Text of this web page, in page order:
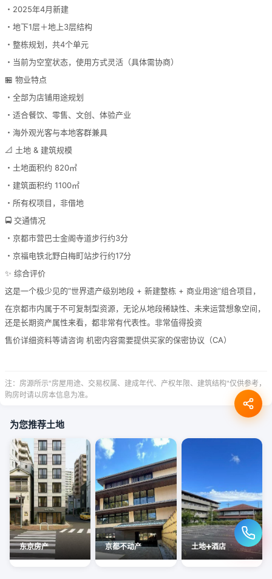
・2025年4月新建
・地下1层＋地上3层结构
・整栋规划，共4个单元
・当前为空室状态，使用方式灵活（具体需协商）
🏪 物业特点
・全部为店铺用途规划
・适合餐饮、零售、文创、体验产业
・海外观光客与本地客群兼具
📐 土地 & 建筑规模
・土地面积约 820㎡
・建筑面积约 1100㎡
・所有权项目，非借地
🚍 交通情况
・京都市营巴士金阁寺道步行约3分
・京福电铁北野白梅町站步行约17分
✨ 综合评价
这是一个极少见的“世界遗产级别地段 + 新建整栋 + 商业用途”组合项目，
在京都市内属于不可复制型资源，无论从地段稀缺性、未来运营想象空间，
还是长期资产属性来看，都非常有代表性。非常值得投资
售价详细资料等请咨询 机密内容需要提供买家的保密协议（CA）
注：房源所示"房屋用途、交易权属、建成年代、产权年限、建筑结构"仅供参考，
购房时请以房本信息为准。
为您推荐土地
东京房产 京都不动产 土地➕酒店